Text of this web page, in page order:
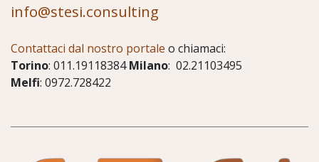
info@stesi.consulting
Contattaci dal nostro portale o chiamaci:
Torino: 011.19118384Milano: 02.21103495
Melfi: 0972.728422